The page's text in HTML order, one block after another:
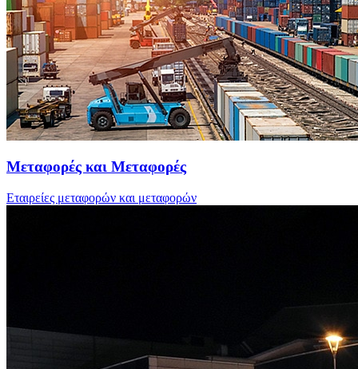
Μεταφορές και Μεταφορές
Εταιρείες μεταφορών και μεταφορών